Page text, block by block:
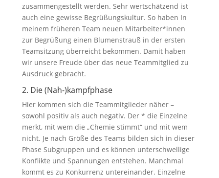
zusammengestellt werden. Sehr wertschätzend ist
auch eine gewisse Begrüßungskultur. So haben In
meinem früheren Team neuen Mitarbeiter*innen
zur Begrüßung einen Blumenstrauß in der ersten
Teamsitzung überreicht bekommen. Damit haben
wir unsere Freude über das neue Teammitglied zu
Ausdruck gebracht.
2. Die (Nah-)kampfphase
Hier kommen sich die Teammitglieder näher –
sowohl positiv als auch negativ. Der * die Einzelne
merkt, mit wem die „Chemie stimmt“ und mit wem
nicht. Je nach Größe des Teams bilden sich in dieser
Phase Subgruppen und es können unterschwellige
Konflikte und Spannungen entstehen. Manchmal
kommt es zu Konkurrenz untereinander. Einzelne